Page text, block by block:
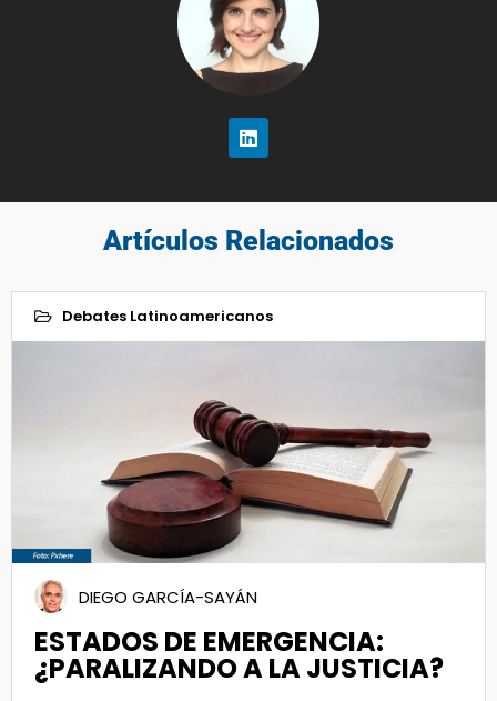
Artículos Relacionados
Debates Latinoamericanos
DIEGO GARCÍA-SAYÁN
ESTADOS DE EMERGENCIA:
¿PARALIZANDO A LA JUSTICIA?